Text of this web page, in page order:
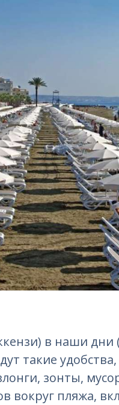
в наши дни
такие
зонты,
вокруг пляжа,